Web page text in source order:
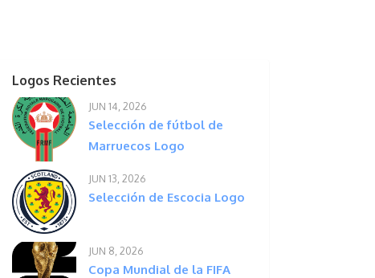
Logos Recientes
JUN 14, 2026
Selección de fútbol de
Marruecos Logo
JUN 13, 2026
Selección de Escocia Logo
JUN 8, 2026
Copa Mundial de la FIFA